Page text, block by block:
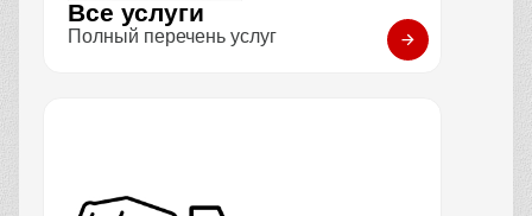
Все услуги
Полный перечень услуг